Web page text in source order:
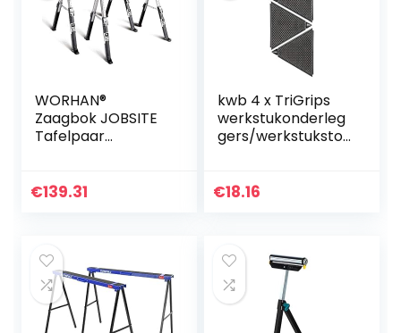
WORHAN®
Zaagbok JOBSITE
Tafelpaar
2) Snel Af Te
Hoogwaardig Staal
S600B
€139.31
kwb 4 x TriGrips
werkstukonderleg
gers/werkstuksto
lakpunten
€18.16